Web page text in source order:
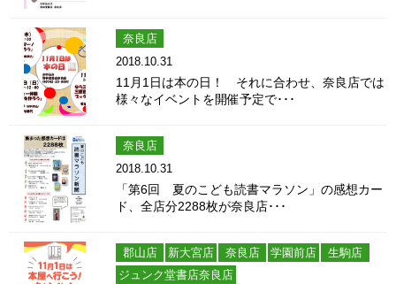
奈良店
2018.10.31
11月1日は本の日！ それに合わせ、奈良店では
様々なイベントを開催予定で･･･
奈良店
2018.10.31
「第6回 夏のこども読書マラソン」の感想カー
ド、全店分2288枚が奈良店･･･
郡山店 新大宮店 奈良店 学園前店
生駒店
ジュンク堂書店奈良店